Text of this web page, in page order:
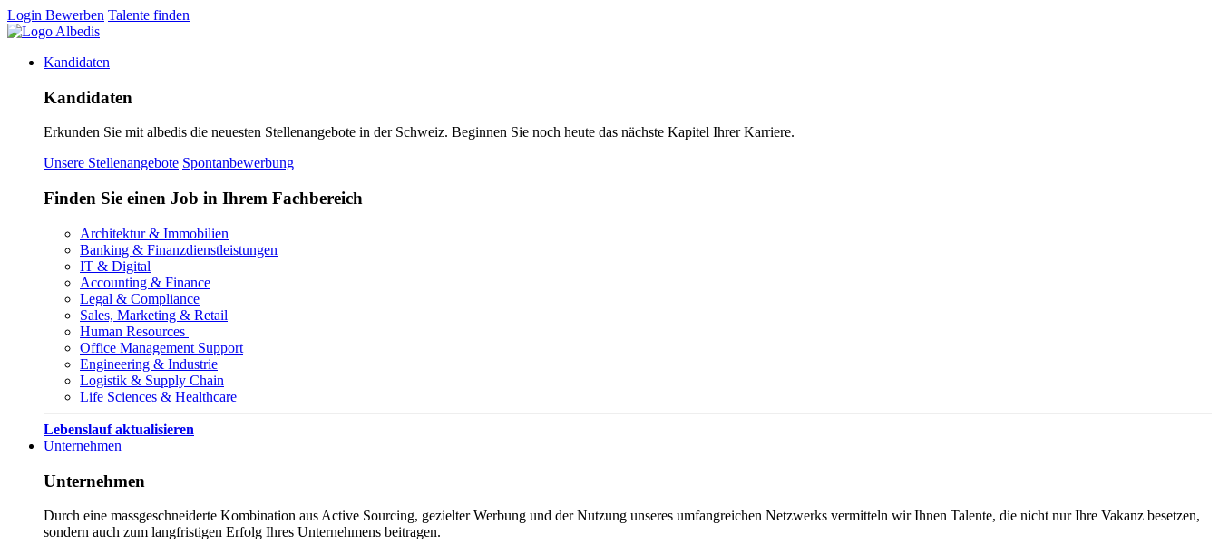
Login Bewerben Talente finden
Kandidaten
Kandidaten
Erkunden Sie mit albedis die neuesten Stellenangebote in der Schweiz. Beginnen Sie noch heute das nächste Kapitel Ihrer Karriere.
Unsere Stellenangebote Spontanbewerbung
Finden Sie einen Job in Ihrem Fachbereich
Architektur & Immobilien
Banking & Finanzdienstleistungen
IT & Digital
Accounting & Finance
Legal & Compliance
Sales, Marketing & Retail
Human Resources
Office Management Support
Engineering & Industrie
Logistik & Supply Chain
Life Sciences & Healthcare
Lebenslauf aktualisieren
Unternehmen
Unternehmen
Durch eine massgeschneiderte Kombination aus Active Sourcing, gezielter Werbung und der Nutzung unseres umfangreichen Netzwerks vermitteln wir Ihnen Talente, die nicht nur Ihre Vakanz besetzen,
sondern auch zum langfristigen Erfolg Ihres Unternehmens beitragen.